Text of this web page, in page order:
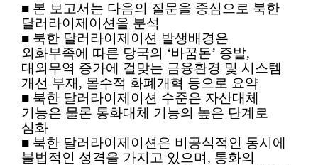
■ 본 보고서는 다음의 질문을 중심으로 북한
달러라이제이션을 분석
■ 북한 달러라이제이션 발생배경은
외화부족에 따른 당국의 ‘바꿈돈’ 증발,
대외무역 증가에 걸맞는 금융환경 및 시스템
개선 부재, 몰수적 화폐개혁 등으로 요약
■ 북한 달러라이제이션 수준은 자산대체
기능은 물론 통화대체 기능의 높은 단계로
심화
■ 북한 달러라이제이션은 비공식적인 동시에
불법적인 성격을 가지고 있으며, 통화의